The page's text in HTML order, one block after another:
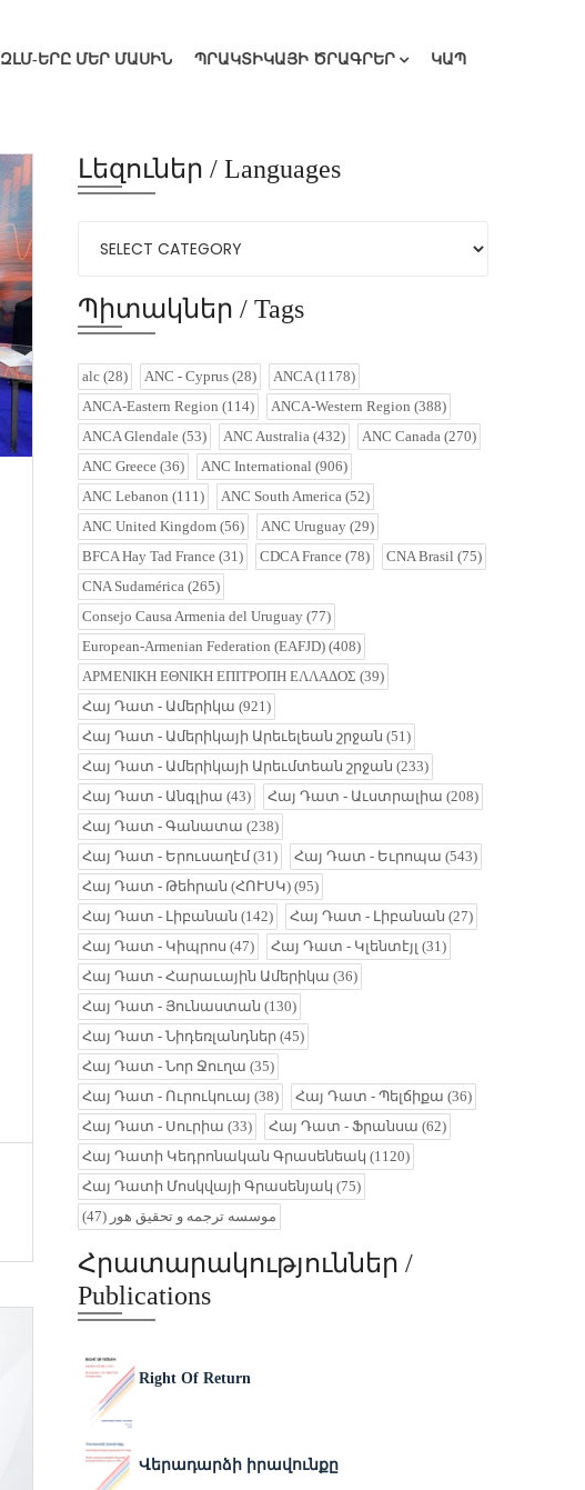
ԶԼՄ-ԵՐԸ ՄԵՐ ՄԱՍԻՆ ՊՐԱԿՏԻԿԱՅԻ ԾՐԱԳՐԵՐ ԿԱՊ
Լեզուներ / Languages
Պիտակներ / Tags
alc (28) ANC - Cyprus (28) ANCA(1178)
ANCA-Eastern Region (114) ANCA-Western Region (388)
ANCA Glendale (53) ANC Australia (432) ANC Canada (270)
ANC Greece (36) ANC International (906)
ANC Lebanon (111) ANC South America (52)
ANC United Kingdom (56) ANC Uruguay (29)
BFCA Hay Tad France (31) CDCA France (78) CNA Brasil (75)
CNA Sudamérica (265)
Consejo Causa Armenia del Uruguay (77)
European-Armenian Federation (EAFJD) (408)
ΑΡΜΕΝΙΚΗ ΕΘΝΙΚΗ ΕΠΙΤΡΟΠΗ ΕΛΛΑΔΟΣ (39)
Հայ Դատ - Ամերիկա (921)
Հայ Դատ - Ամերիկայի Արեւելեան շրջան (51)
Հայ Դատ - Ամերիկայի Արեւմտեան շրջան (233)
Հայ Դատ - Անգլիա (43) Հայ Դատ - Աւստրալիա (208)
Հայ Դատ - Գանատա (238)
Հայ Դատ - Երուսաղէմ(31) Հայ Դատ - Եւրոպա (543)
Հայ Դատ - Թեհրան (ՀՈՒՍԿ) (95)
Հայ Դատ - Լիբանան (142) Հայ Դատ - Լիբանան (27)
Հայ Դատ - Կիպրոս (47) Հայ Դատ - Կլենտէյլ (31)
Հայ Դատ - Հարաւային Ամերիկա (36)
Հայ Դատ - Յունաստան (130)
Հայ Դատ - Նիդեռլանդներ (45)
Հայ Դատ - Նոր Ջուղա (35)
Հայ Դատ - Ուրուկուայ (38) Հայ Դատ - Պելճիքա (36)
Հայ Դատ - Սուրիա (33) Հայ Դատ - Ֆրանսա (62)
Հայ Դատի Կեդրոնական Գրասենեակ (1120)
Հայ Դատի Մոսկվայի Գրասենյակ (75)
موسسه ترجمه و تحقیق هور (47)
Հրատարակություններ /
Publications
Right Of Return
Վերադարձի իրավունքը